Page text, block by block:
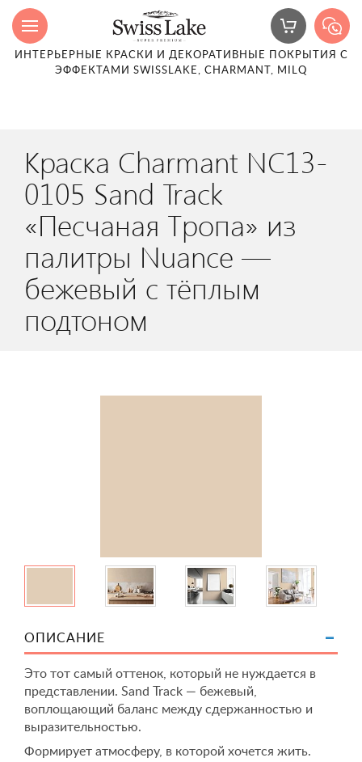
ИНТЕРЬЕРНЫЕ КРАСКИ И ДЕКОРАТИВНЫЕ ПОКРЫТИЯ С
ЭФФЕКТАМИ SWISSLAKE, CHARMANT, MILQ
Краска Charmant NC13-
0105 Sand Track
«Песчаная Тропа» из
палитры Nuance —
бежевый с тёплым
подтоном
ОПИСАНИЕ
Это тот самый оттенок, который не нуждается в
представлении. Sand Track — бежевый,
воплощающий баланс между сдержанностью и
выразительностью.
Формирует атмосферу, в которой хочется жить.